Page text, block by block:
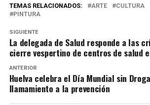
TEMAS RELACIONADOS: ARTE CULTURA
PINTURA
SIGUIENTE
La delegada de Salud responde a las
cierre vespertino de centros de salud
ANTERIOR
Huelva celebra el Día Mundial sin
llamamiento a la prevención